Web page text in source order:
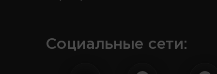
Социальные сети: